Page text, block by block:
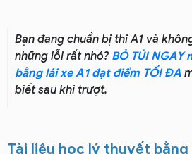
Bạn đang chuẩn bị thi A1 và
những lỗi rất nhỏ? BỎ TÚI
bằng lái xe A1 đạt điểm TỐI ĐA
biết sau khi trượt.
Tài liệu học lý thuyết bằng